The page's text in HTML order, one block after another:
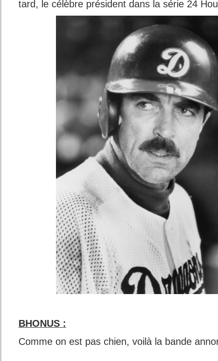
tard, le célèbre président dans la série 24
BHONUS :
Comme on est pas chien, voilà la bande